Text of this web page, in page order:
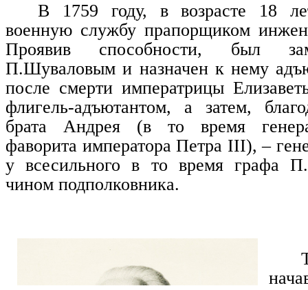
В 1759 году, в возрасте 18
военную службу прапорщиком
Проявив способности, был
П.Шуваловым и назначен к нему
после смерти императрицы
флигель-адъютантом, а затем,
брата Андрея (в то время
фаворита императора Петра III), –
у всесильного в то время графа
чином подполковника.